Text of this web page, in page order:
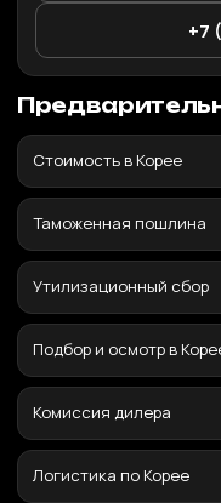
+7
Стоимость в Корее
Таможенная пошлина
Утилизационный сбор
Подбор и осмотр в
Комиссия дилера
Логистика по Корее